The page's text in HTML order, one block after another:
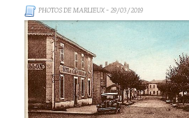
PHOTOS DE MARLIEUX- 29/03/2019